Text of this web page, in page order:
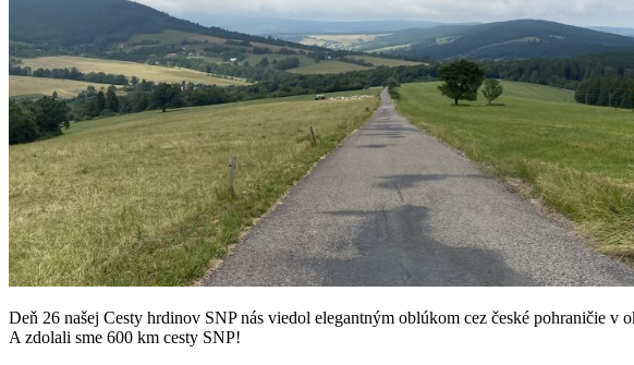
Deň 26 našej Cesty hrdinov SNP nás viedol elegantným oblúkom cez české pohraničie
A zdolali sme 600 km cesty SNP!